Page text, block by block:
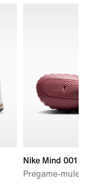
Nike Mind 001
Pregame-mules